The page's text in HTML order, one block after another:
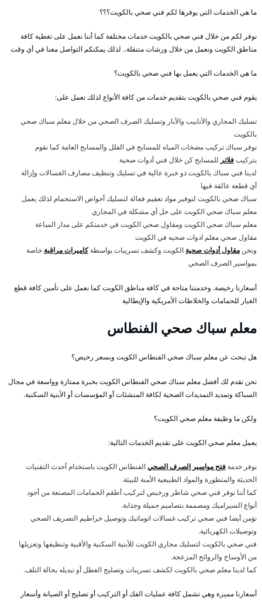
ما هي الخدمات التي يوفرها لكم فني صحي بالكويت؟؟؟
نوفر لكم من خلال فني صحي بالكويت خدمات مختلفة كما أننا نعمل على تغطية كافة
مناطق الكويت ونعمل من خلال ورشات متنقلة.. لذلك يمكنكم التواصل معنا في أي وقت
ما هي الخدمات التي يعمل بها فني صحي بالكويت؟
يقوم فني صحي بالكويت بتقديم خدمات من كافة الأنواع لذلك نعمل على:
تسليك المجاري والأنابيب والآبار وتسليك الصرف الصحي من خلال معلم سباك صحي
بالكويت
نوفر سباك تركيب مضخات المياه للمسابح في الفلل والمسابح العامة كما نقوم
بتركيبفلاتر للمسابح كن خلال فني أدوات صحية
لدينا فني سباك بالكويت ذو خبرة عالية في تسليك وتنظيف مصارف الغسالات وإزالة
أي قطعة عالقة فيها
سباك صحي بالكويت لتوفير مواد تعقيم فعالة لتسليك أحواض الاستحمام لذلك يعمل
معلم سباك صحي الكويت على حل أي مشكلة في المجاري
معلم سباك صحي الكويت ومقاول صحي الكويت في خدمتكم على مدار الساعة
مقاول صحي معلم ادوات صحيه في الكويت
ونحن مقاول أدوات صحية الكويت وكشف تسريبات بواسطةكاميرات مراقبة خاصة
بمواسير الصرف الصحي
أسعارنا رخيصة. وخدمتنا متاحة في كافة مناطق الكويت كما نعمل على تأمين كافة قطع
الغيار للحمامات والخلاطات الأمريكية والإيطالية
معلم سباك صحي الفنطاس
هل تبحث عن معلم سباك صحي الفنطاس الكويت وبسعر رخيص؟
نحن نقدم لك أفضل معلم سباك صحي الفنطاس الكويت بخبرة ممتازة وواسعة في مجال
السباكة وتمديد التمديدات الصحية لكافة المنشئات أو المؤسسات أو الأبنية السكنية.
ولكن ما وظيفة معلم صحي الكويت؟
يعمل معلم صحي الكويت على تقديم الخدمات التالية:
نوفر خدمة فتح مواسير الصرف الصحيالفنطاس الكويت باستخدام أحدث التقنيات
الحديثة والمتطورة والمواد الطبيعية الأمنة للبيئة.
كما أننا نوفر فني صحي شاطر ورخيص لتركيب أطقم الحمامات المصنعة من أجود
أنواع السيراميك ومصممة بتصاميم جميلة وجذابة.
نؤمن أيضا فني صحي تركيب غسالات اتوماتيك وتوصيل خراطيم التصريف الصحي
وتوصيلات الكهربائية.
فني صحي بالكويت لتسليك مجاري الكويت للأبنية السكنية والأقبية وتنظيفها وتعزيلها
من الأوساخ والروائح المزعجة.
كما لدينا معلم صحي بالكويت لكشف تسريبات وتصليح العطل أو تبديله بحالة التلف.
أسعارنا مميزة وهي تشمل كافة عمليات الفك أو التركيب أو تصليح أو الصيانة وأسعار